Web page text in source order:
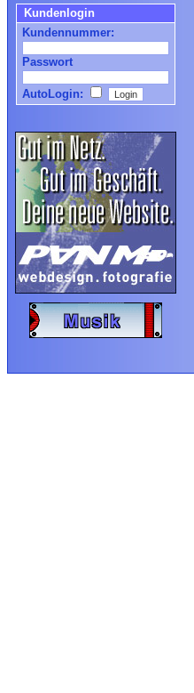
Kundenlogin
Kundennummer:
Passwort
AutoLogin: